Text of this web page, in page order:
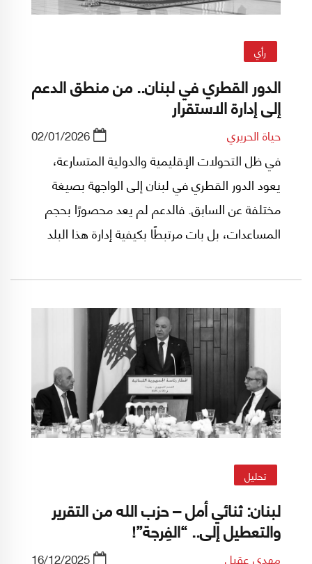
رأي
الدور القطري في لبنان.. من منطق الدعم
إلى إدارة الاستقرار
حياة الحريري 02/01/2026
في ظل التحولات الإقليمية والدولية المتسارعة،
يعود الدور القطري في لبنان إلى الواجهة بصيغة
مختلفة عن السابق. فالدعم لم يعد محصورًا بحجم
المساعدات، بل بات مرتبطًا بكيفية إدارة هذا البلد
جديدة للشأن اللبناني في مرحلة ما بعد الحرب
الإسرائيلية الأخيرة على لبنان.
تحليل
لبنان: ثنائي أمل – حزب الله من التقرير
والتعطيل إلى.. “الفِرجة”!
مهدي عقيل 16/12/2025